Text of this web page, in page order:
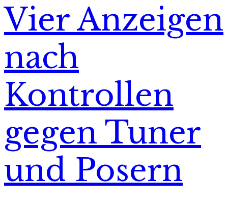
Vier Anzeigen
nach
Kontrollen
gegen Tuner
und Posern